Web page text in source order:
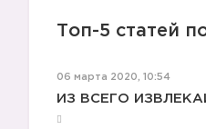
Топ-5 статей
06 марта 2020, 10:54
ИЗ ВСЕГО